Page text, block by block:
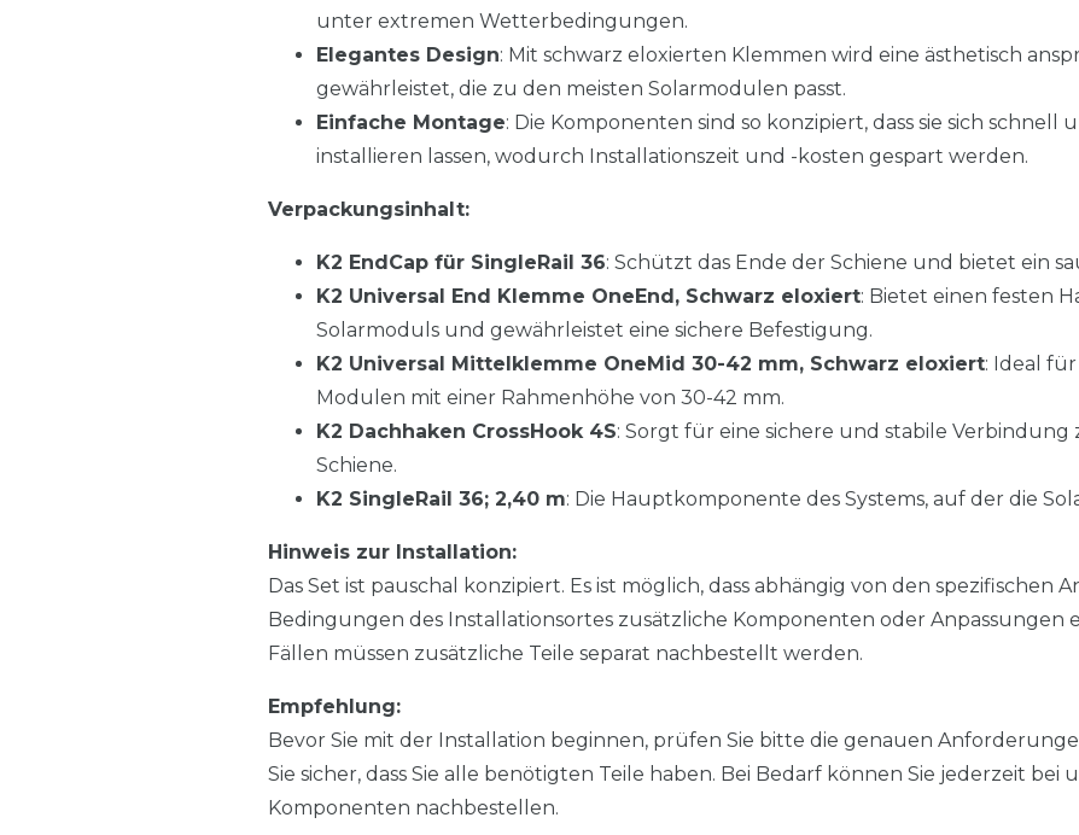
unter extremen Wetterbedingungen.
Elegantes Design: Mit schwarz eloxierten Klemmen wird eine ästhetisch
gewährleistet, die zu den meisten Solarmodulen passt.
Einfache Montage: Die Komponenten sind so konzipiert, dass sie sich schnell
installieren lassen, wodurch Installationszeit und -kosten gespart werden.
Verpackungsinhalt:
K2 EndCap für SingleRail 36: Schützt das Ende der Schiene und bietet ein
K2 Universal End Klemme OneEnd, Schwarz eloxiert: Bietet einen festen
Solarmoduls und gewährleistet eine sichere Befestigung.
K2 Universal Mittelklemme OneMid 30-42 mm, Schwarz eloxiert: Ideal
Modulen mit einer Rahmenhöhe von 30-42 mm.
K2 Dachhaken CrossHook 4S: Sorgt für eine sichere und stabile
Schiene.
K2 SingleRail 36; 2,40 m: Die Hauptkomponente des Systems, auf der die
Hinweis zur Installation:
Das Set ist pauschal konzipiert. Es ist möglich, dass abhängig von den spezifischen
Bedingungen des Installationsortes zusätzliche Komponenten oder Anpassungen
Fällen müssen zusätzliche Teile separat nachbestellt werden.
Empfehlung:
Bevor Sie mit der Installation beginnen, prüfen Sie bitte die genauen
Sie sicher, dass Sie alle benötigten Teile haben. Bei Bedarf können Sie jederzeit bei
Komponenten nachbestellen.